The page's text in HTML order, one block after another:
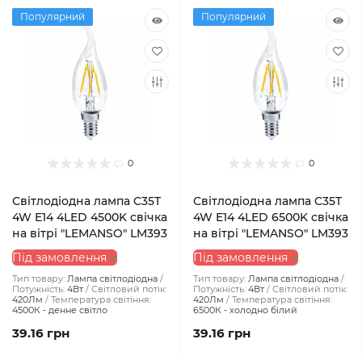
Популярний
0
Світлодіодна лампа C35T
4W E14 4LED 4500K свічка
на вітрі "LEMANSO" LM393
Під замовлення
Тип товару: Лампа світлодіодна
Потужність: 4Вт
Світловий потік:
420Лм
Температура світіння:
4500К - денне світло
39.16 грн
Популярний
0
Світлодіодна лампа C35T
4W E14 4LED 6500K свічка
на вітрі "LEMANSO" LM393
Під замовлення
Тип товару: Лампа світлодіодна
Потужність: 4Вт
Світловий потік:
420Лм
Температура світіння:
6500К - холодно білий
39.16 грн